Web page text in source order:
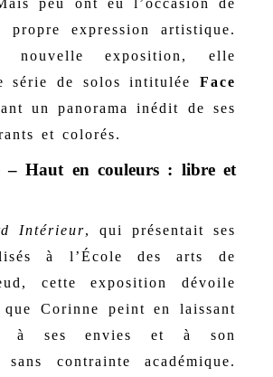
peu ont eu l’occasion de
propre expression artistique.
nouvelle exposition, elle
série de solos intitulée Face
un panorama inédit de ses
et colorés.
– Haut en couleurs : libre et
Intérieur, qui présentait ses
à l’École des arts de
cette exposition dévoile
Corinne peint en laissant
à ses envies et à son
sans contrainte académique.